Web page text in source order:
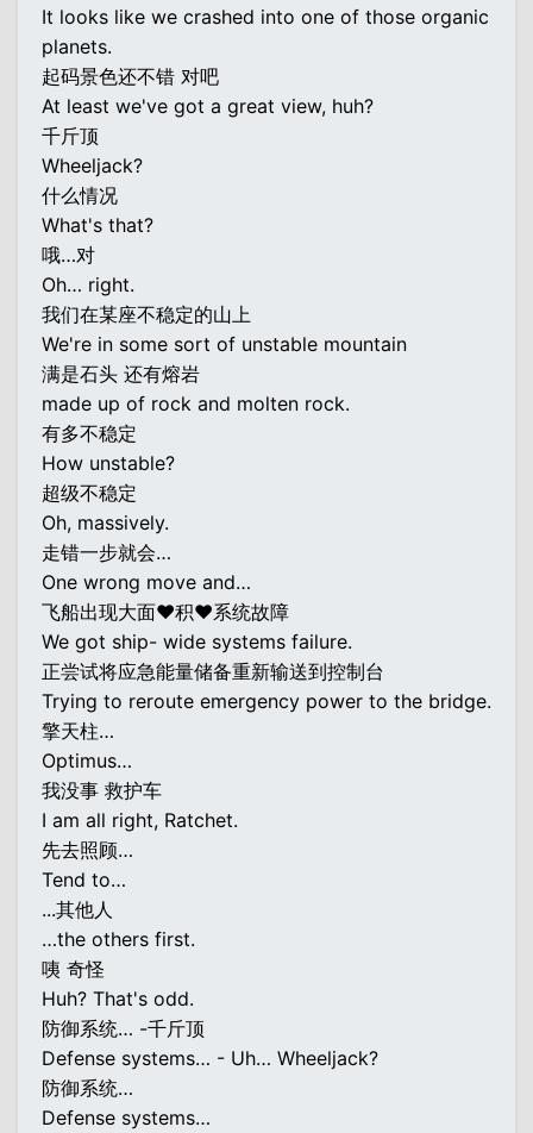
It looks like we crashed into one of those organic
planets.
起码景色还不错 对吧
At least we've got a great view, huh?
千斤顶
Wheeljack?
什么情况
What's that?
哦…对
Oh… right.
我们在某座不稳定的山上
We're in some sort of unstable mountain
满是石头 还有熔岩
made up of rock and molten rock.
有多不稳定
How unstable?
超级不稳定
Oh, massively.
走错一步就会…
One wrong move and…
飞船出现大面♥积♥系统故障
We got ship- wide systems failure.
正尝试将应急能量储备重新输送到控制台
Trying to reroute emergency power to the bridge.
擎天柱…
Optimus…
我没事 救护车
I am all right, Ratchet.
先去照顾…
Tend to…
...其他人
…the others first.
咦 奇怪
Huh? That's odd.
防御系统… -千斤顶
Defense systems… - Uh… Wheeljack?
防御系统…
Defense systems…